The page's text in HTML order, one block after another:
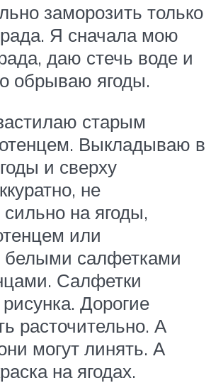
заморозить только
Я сначала мою
даю стечь воде и
обрываю ягоды.
старым
Выкладываю в
и сверху
не
на ягоды,
или
салфетками
Салфетки
Дорогие
расточительно. А
могут линять. А
на ягодах.